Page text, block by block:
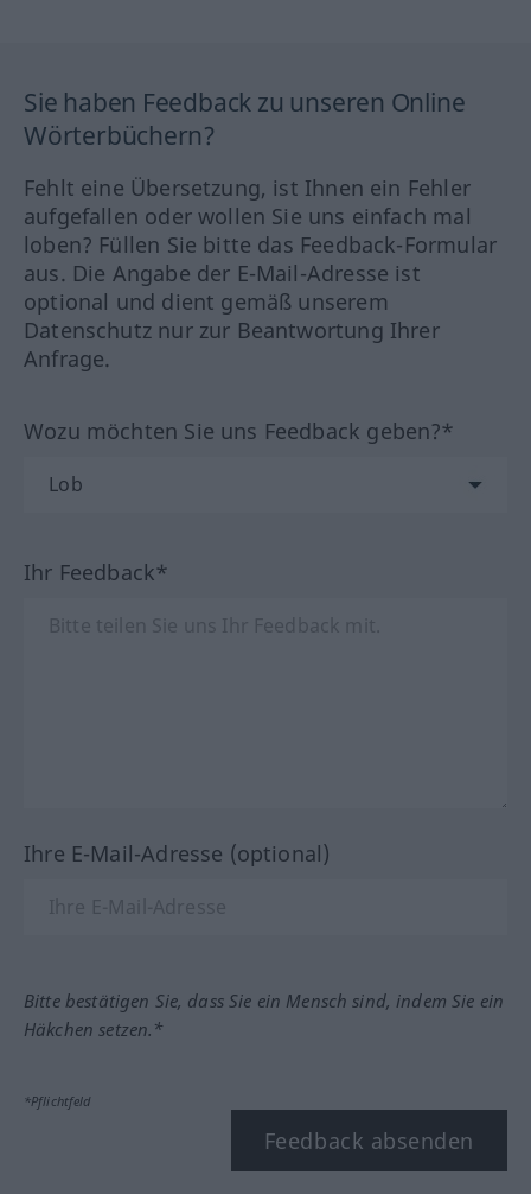
Sie haben Feedback zu unseren Online
Wörterbüchern?
Fehlt eine Übersetzung, ist Ihnen ein Fehler
aufgefallen oder wollen Sie uns einfach mal
loben? Füllen Sie bitte das Feedback-Formular
aus. Die Angabe der E-Mail-Adresse ist
optional und dient gemäß unserem
Datenschutz nur zur Beantwortung Ihrer
Anfrage.
Wozu möchten Sie uns Feedback geben?*
Ihr Feedback*
Ihre E-Mail-Adresse (optional)
Bitte bestätigen Sie, dass Sie ein Mensch sind, indem Sie ein
Häkchen setzen.*
*Pflichtfeld
Feedback absenden